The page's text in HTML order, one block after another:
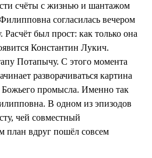
счёты с жизнью и шантажом
согласилась вечером
был прост: как только она
Константин Лукич.
Потапычу. С этого момента
разворачиваться картина
Божьего промысла. Именно так
В одном из эпизодов
чей совместный
план вдруг пошёл совсем